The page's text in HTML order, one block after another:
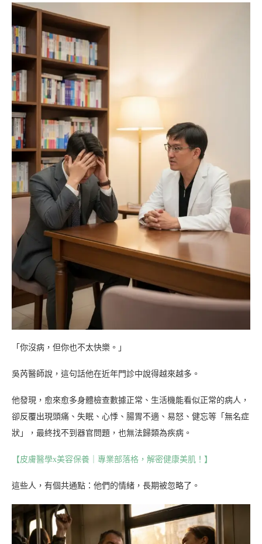
「你沒病，但你也不太快樂。」
吳芮醫師說，這句話他在近年門診中說得越來越多。
他發現，愈來愈多身體檢查數據正常、生活機能看似正常的病人，
卻反覆出現頭痛、失眠、心悸、腸胃不適、易怒、健忘等「無名症
狀」，最終找不到器官問題，也無法歸類為疾病。
【皮膚醫學x美容保養｜專業部落格，解密健康美肌！】
這些人，有個共通點：他們的情緒，長期被忽略了。